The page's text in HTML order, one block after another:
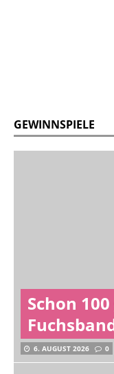
GEWINNSPIELE
Schon
6. AUGUST 2026 0